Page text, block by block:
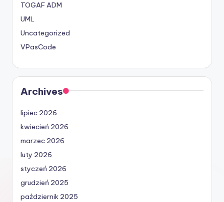
TOGAF ADM
UML
Uncategorized
VPasCode
Archives
lipiec 2026
kwiecień 2026
marzec 2026
luty 2026
styczeń 2026
grudzień 2025
październik 2025